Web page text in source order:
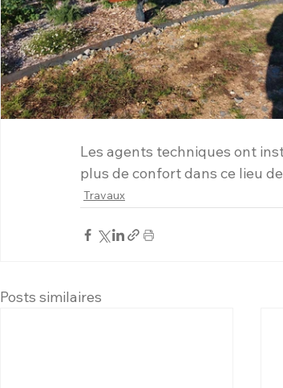
Les agents techniques ont
plus de confort dans ce lieu
Travaux
Posts similaires